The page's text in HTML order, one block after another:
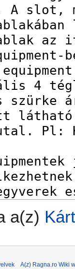
a(z)
A(z) Ragna.ro Wiki